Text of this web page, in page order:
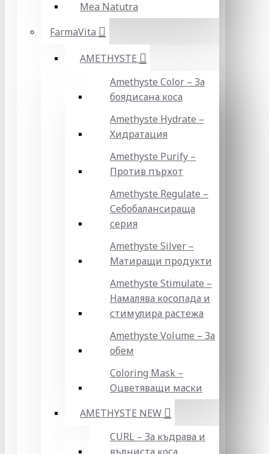
Mea Natutra
FarmaVita
AMETHYSTE
Amethyste Color – За
боядисана коса
Amethyste Hydrate –
Хидратация
Amethyste Purify –
Против пърхот
Amethyste Regulate –
Себобалансираща
серия
Amethyste Silver –
Матиращи продукти
Amethyste Stimulate –
Намалява косопада и
стимулира растежа
Amethyste Volume – За
обем
Coloring Mask –
Оцветяващи маски
AMETHYSTE NEW
CURL – За къдрава и